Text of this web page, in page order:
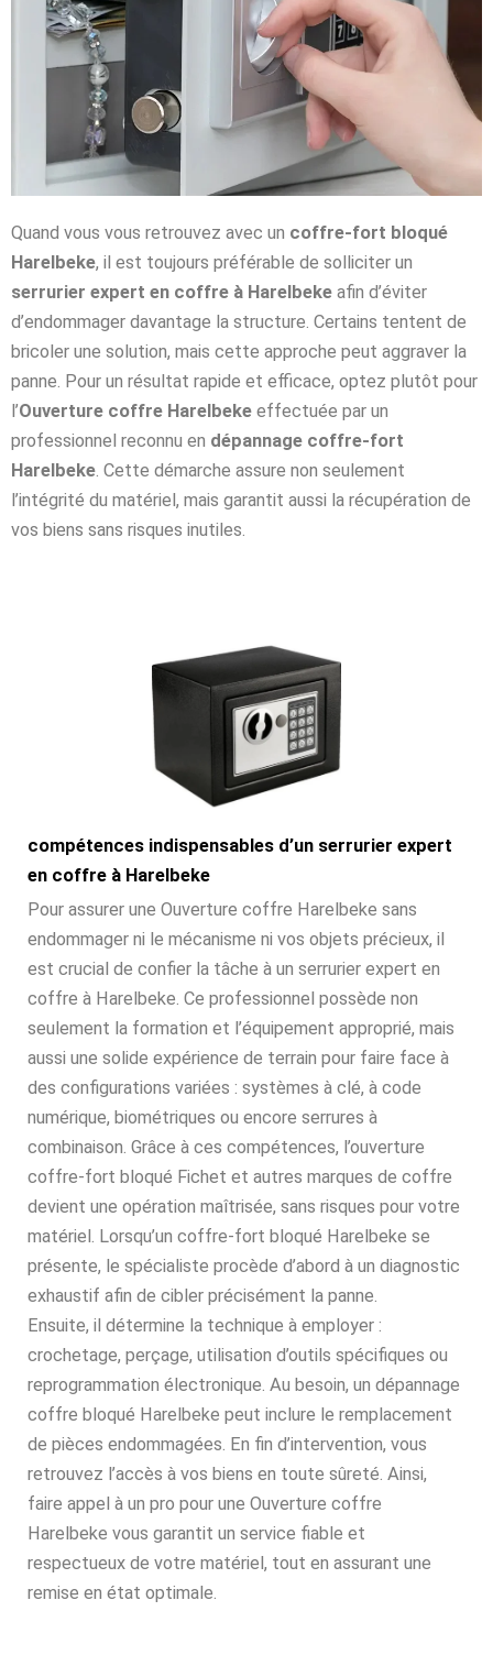
Quand vous vous retrouvez avec un coffre-fort bloqué
Harelbeke, il est toujours préférable de solliciter un
serrurier expert en coffre à Harelbeke afin d’éviter
d’endommager davantage la structure. Certains tentent de
bricoler une solution, mais cette approche peut aggraver la
panne. Pour un résultat rapide et efficace, optez plutôt pour
l’Ouverture coffre Harelbeke effectuée par un
professionnel reconnu en dépannage coffre-fort
Harelbeke. Cette démarche assure non seulement
l’intégrité du matériel, mais garantit aussi la récupération de
vos biens sans risques inutiles.
compétences indispensables d’un serrurier expert
en coffre à Harelbeke
Pour assurer une Ouverture coffre Harelbeke sans
endommager ni le mécanisme ni vos objets précieux, il
est crucial de confier la tâche à un serrurier expert en
coffre à Harelbeke. Ce professionnel possède non
seulement la formation et l’équipement approprié, mais
aussi une solide expérience de terrain pour faire face à
des configurations variées : systèmes à clé, à code
numérique, biométriques ou encore serrures à
combinaison. Grâce à ces compétences, l’ouverture
coffre-fort bloqué Fichet et autres marques de coffre
devient une opération maîtrisée, sans risques pour votre
matériel. Lorsqu’un coffre-fort bloqué Harelbeke se
présente, le spécialiste procède d’abord à un diagnostic
exhaustif afin de cibler précisément la panne.
Ensuite, il détermine la technique à employer :
crochetage, perçage, utilisation d’outils spécifiques ou
reprogrammation électronique. Au besoin, un dépannage
coffre bloqué Harelbeke peut inclure le remplacement
de pièces endommagées. En fin d’intervention, vous
retrouvez l’accès à vos biens en toute sûreté. Ainsi,
faire appel à un pro pour une Ouverture coffre
Harelbeke vous garantit un service fiable et
respectueux de votre matériel, tout en assurant une
remise en état optimale.